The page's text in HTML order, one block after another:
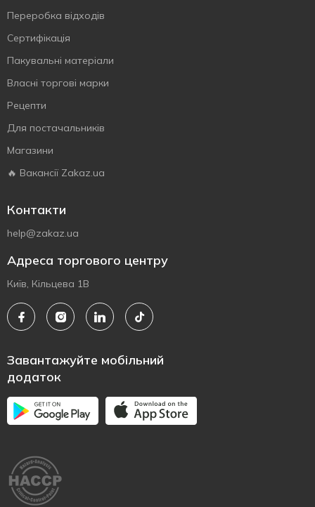
Переробка відходів
Сертифiкацiя
Пакувальні матеріали
Власнi торговi марки
Рецепти
Для постачальників
Магазини
🔥 Вакансії Zakaz.ua
Контакти
help@zakaz.ua
Адреса торгового центру
Київ, Кільцева 1В
Завантажуйте мобільний
додаток